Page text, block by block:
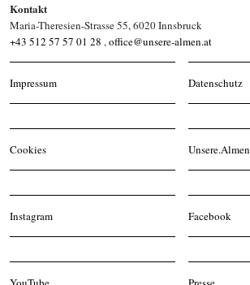
Kontakt
Maria-Theresien-Strasse 55, 6020 Innsbruck
+43 512 57 57 01 28 ,office@unsere-almen.at
Impressum Datenschutz
Cookies Unsere.Almen
Instagram Facebook